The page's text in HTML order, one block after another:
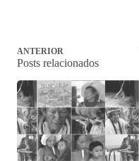
ANTERIOR
Posts relacionados